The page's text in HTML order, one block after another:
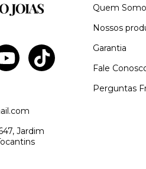
Jardim
Quem
Nossos
Garantia
Fale
Perguntas